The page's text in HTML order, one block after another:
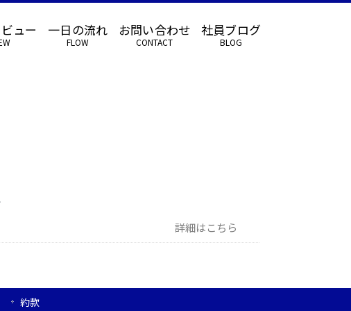
ュー 一日の流れ
FLOW
お問い合わせ
CONTACT
社員ブログ
BLOG
詳細はこちら
約款